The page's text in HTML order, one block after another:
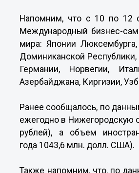
Напомним, что с 10 по 12
Международный бизнес-
мира: Японии
Доминиканской
Германии, Норвегии,
Азербайджана, Киргизии,
Ранее сообщалось, по
ежегодно в Нижегородскую
рублей), а объем
года 1043,6 млн. долл. США).
Также напомним, что, по